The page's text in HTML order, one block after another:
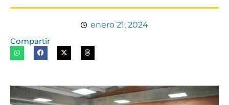
enero 21, 2024
Compartir